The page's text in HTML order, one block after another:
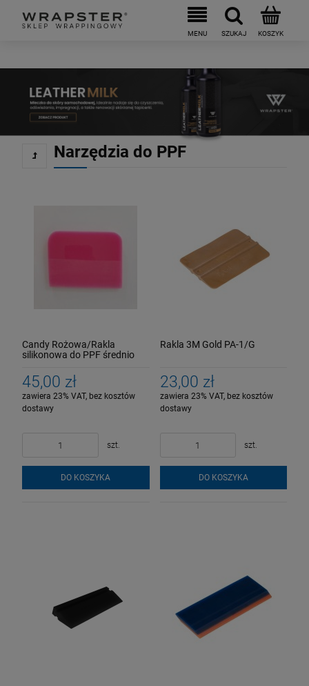
Narzędzia do PPF
Candy Rożowa/Rakla
silikonowa do PPF średnio
45,00 zł
zawiera 23% VAT, bez kosztów
dostawy
szt.
DO KOSZYKA
Rakla 3M Gold PA-1/G
23,00 zł
zawiera 23% VAT, bez kosztów
dostawy
szt.
DO KOSZYKA